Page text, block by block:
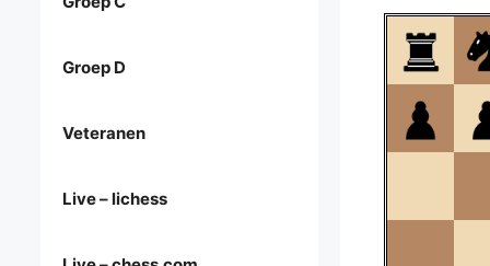
Groep D
Veteranen
Live – lichess